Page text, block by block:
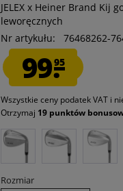
JELEX x Heiner Brand Kij
leworęcznych
Nr artykułu:
76468262-
99.95
Wszystkie ceny podatek VAT i
Otrzymaj 19 punktów
Rozmiar